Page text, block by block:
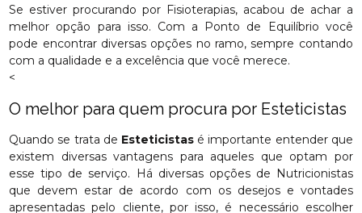
Se estiver procurando por Fisioterapias, acabou de achar a
melhor opção para isso. Com a Ponto de Equilíbrio você
pode encontrar diversas opções no ramo, sempre contando
com a qualidade e a excelência que você merece.
<
O melhor para quem procura por Esteticistas
Quando se trata de Esteticistas é importante entender que
existem diversas vantagens para aqueles que optam por
esse tipo de serviço. Há diversas opções de Nutricionistas
que devem estar de acordo com os desejos e vontades
apresentadas pelo cliente, por isso, é necessário escolher